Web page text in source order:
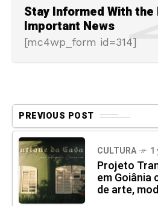
Stay Informed With
Important News
[mc4wp_form id=314]
PREVIOUS POST
CULTURA 1
Projeto
em Goiânia
de arte,